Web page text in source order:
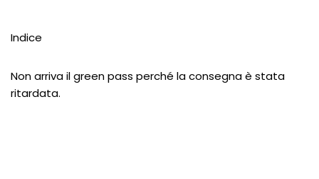
Indice
Non arriva il green pass perché la consegna è stata
ritardata.